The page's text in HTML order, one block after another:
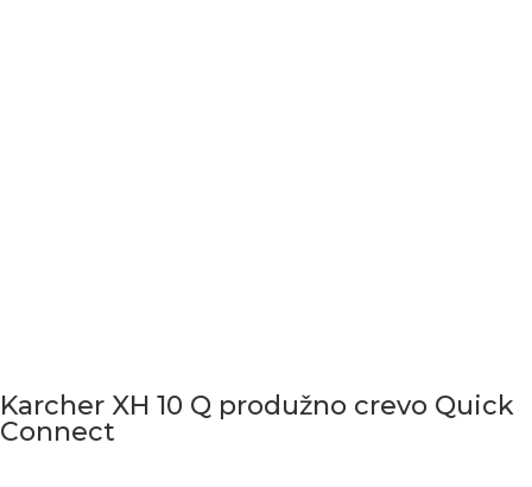
Karcher XH 10 Q produžno crevo Quick
Connect